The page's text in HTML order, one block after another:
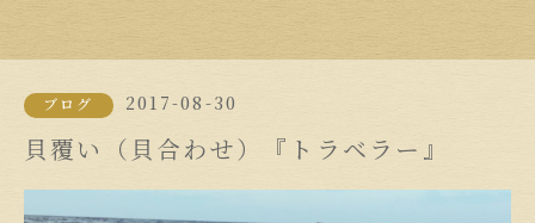
ブログ 2017-08-30
貝覆い（貝合わせ）『トラベラー』